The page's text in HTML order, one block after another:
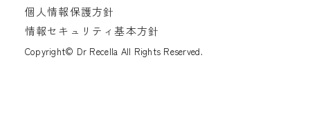
個人情報保護方針
情報セキュリティ基本方針
Copyright© Dr Recella All Rights Reserved.